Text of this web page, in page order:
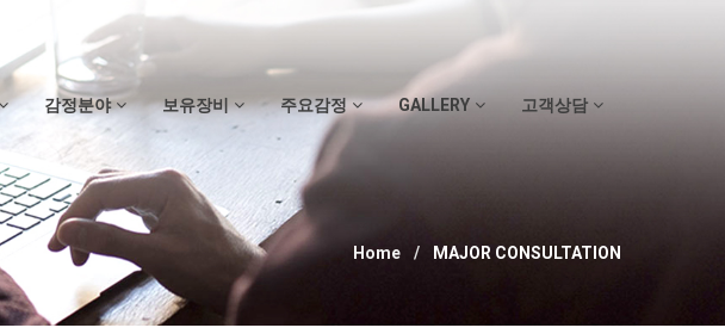
감정분야 보유장비 주요감정 GALLERY 고객상담
Home MAJOR CONSULTATION